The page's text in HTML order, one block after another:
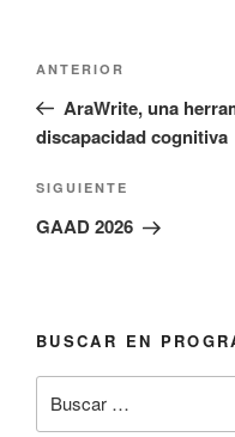
Navegación
entradas
Entrada
anterior:
ANTERIOR
AraWrite, una
discapacidad cognitiva
Siguiente
entrada
SIGUIENTE
GAAD 2026
BUSCAR EN
por: